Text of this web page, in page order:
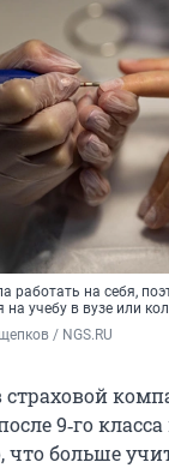
работать на себя,
на учебу в вузе или
/ NGS.RU
страховой
9‑го
что больше